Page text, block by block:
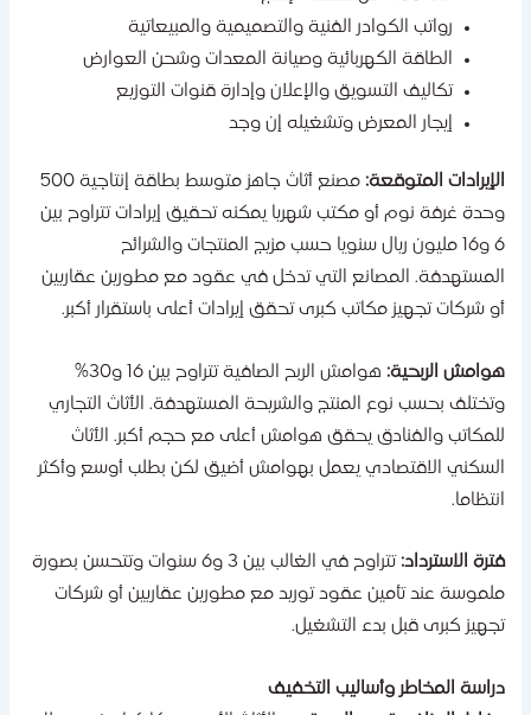
رواتب الكوادر الفنية والتصميمية والمبيعاتية
الطاقة الكهربائية وصيانة المعدات وشحن العوارض
تكاليف التسويق والإعلان وإدارة قنوات التوزيع
إيجار المعرض وتشغيله إن وجد
المتوقعة:
مصنع أثاث جاهز متوسط بطاقة إنتاجية 500
غرفة نوم أو مكتب شهريا يمكنه تحقيق إيرادات تتراوح بين
6 و16 مليون ريال سنويا حسب مزيج المنتجات والشرائح
المصانع التي تدخل في عقود مع مطورين عقاريين
شركات تجهيز مكاتب كبرى تحقق إيرادات أعلى باستقرار أكبر.
الربحية:
هوامش الربح الصافية تتراوح بين 16 و30%
بحسب نوع المنتج والشريحة المستهدفة. الأثاث التجاري
والفنادق يحقق هوامش أعلى مع حجم أكبر. الأثاث
الاقتصادي يعمل بهوامش أضيق لكن بطلب أوسع وأكثر
الاسترداد:
تتراوح في الغالب بين 3 و6 سنوات وتتحسن بصورة
عند تأمين عقود توريد مع مطورين عقاريين أو شركات
كبرى قبل بدء التشغيل.
المخاطر وأساليب التخفيف